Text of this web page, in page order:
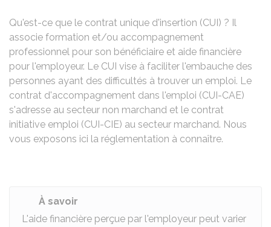
Qu'est-ce que le contrat unique d'insertion (CUI) ? Il
associe formation et/ou accompagnement
professionnel pour son bénéficiaire et aide financière
pour l'employeur. Le CUI vise à faciliter l'embauche des
personnes ayant des difficultés à trouver un emploi. Le
contrat d'accompagnement dans l'emploi (CUI-CAE)
s'adresse au secteur non marchand et le contrat
initiative emploi (CUI-CIE) au secteur marchand. Nous
vous exposons ici la réglementation à connaître.
À savoir
L'aide financière perçue par l'employeur peut varier